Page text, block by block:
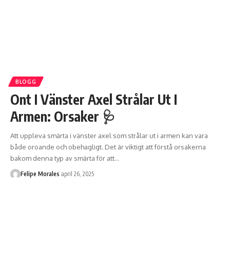
BLOGG
Ont I Vänster Axel Strålar Ut I
Armen: Orsaker 🩺
Att uppleva smärta i vänster axel som strålar ut i armen kan vara
både oroande och obehagligt. Det är viktigt att förstå orsakerna
bakom denna typ av smärta för att…
Felipe Morales april 26, 2025